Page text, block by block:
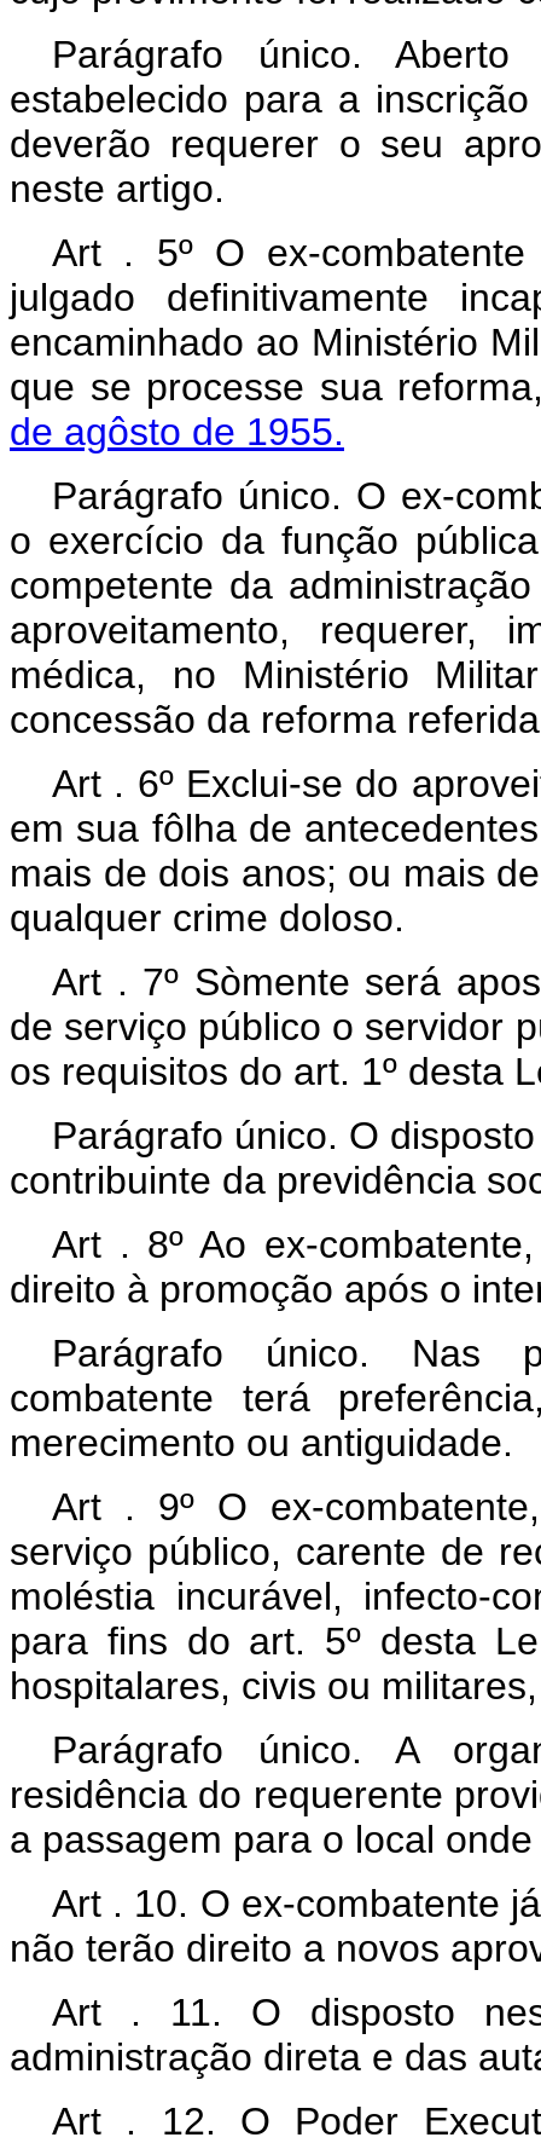
Parágrafo único.
estabelecido para a
deverão requerer o seu
neste artigo.
Art . 5º O ex-
julgado definitivamente
encaminhado ao Ministério
que se processe sua
de agôsto de 1955.
Parágrafo único. O ex-
o exercício da função
competente da
aproveitamento, requerer,
médica, no Ministério
concessão da reforma
Art . 6º Exclui-se do
em sua fôlha de
mais de dois anos; ou mais
qualquer crime doloso.
Art . 7º Sòmente será
de serviço público o servidor
os requisitos do art. 1º desta
Parágrafo único. O
contribuinte da previdência
Art . 8º Ao ex-
direito à promoção após o
Parágrafo único. Nas
combatente terá
merecimento ou antiguidade.
Art . 9º O ex-
serviço público, carente de
moléstia incurável, infecto-
para fins do art. 5º desta
hospitalares, civis ou
Parágrafo único. A
residência do requerente
a passagem para o local
Art . 10. O ex-combatente
não terão direito a novos
Art . 11. O disposto
administração direta e das
Art . 12. O Poder